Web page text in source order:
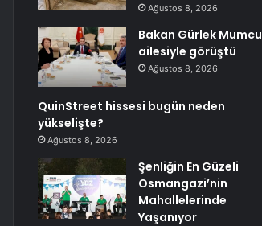
Ağustos 8, 2026
Bakan Gürlek Mumcu
ailesiyle görüştü
Ağustos 8, 2026
QuinStreet hissesi bugün neden
yükselişte?
Ağustos 8, 2026
Şenliğin En Güzeli
Osmangazi’nin
Mahallelerinde
Yaşanıyor